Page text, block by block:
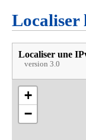
Localiser
Localiser une
version 3.0
+
−